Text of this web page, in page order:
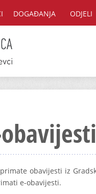
DOGAĐANJA ODJELI
obavijesti iz
e-obavijesti.